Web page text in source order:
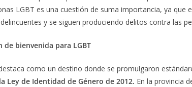
LGBT es una cuestión de suma importancia, ya que
y se siguen produciendo delitos contra las
de bienvenida para LGBT
como un destino donde se promulgaron
Ley de Identidad de Género de 2012. En la provincia